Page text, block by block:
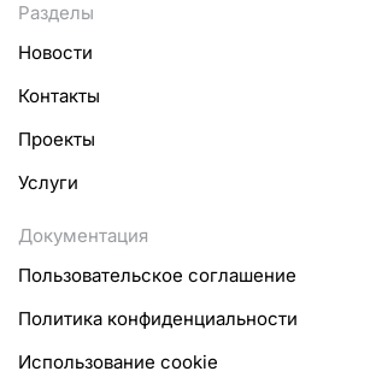
Разделы
Новости
Контакты
Проекты
Услуги
Документация
Пользовательское соглашение
Политика конфиденциальности
Использование cookie